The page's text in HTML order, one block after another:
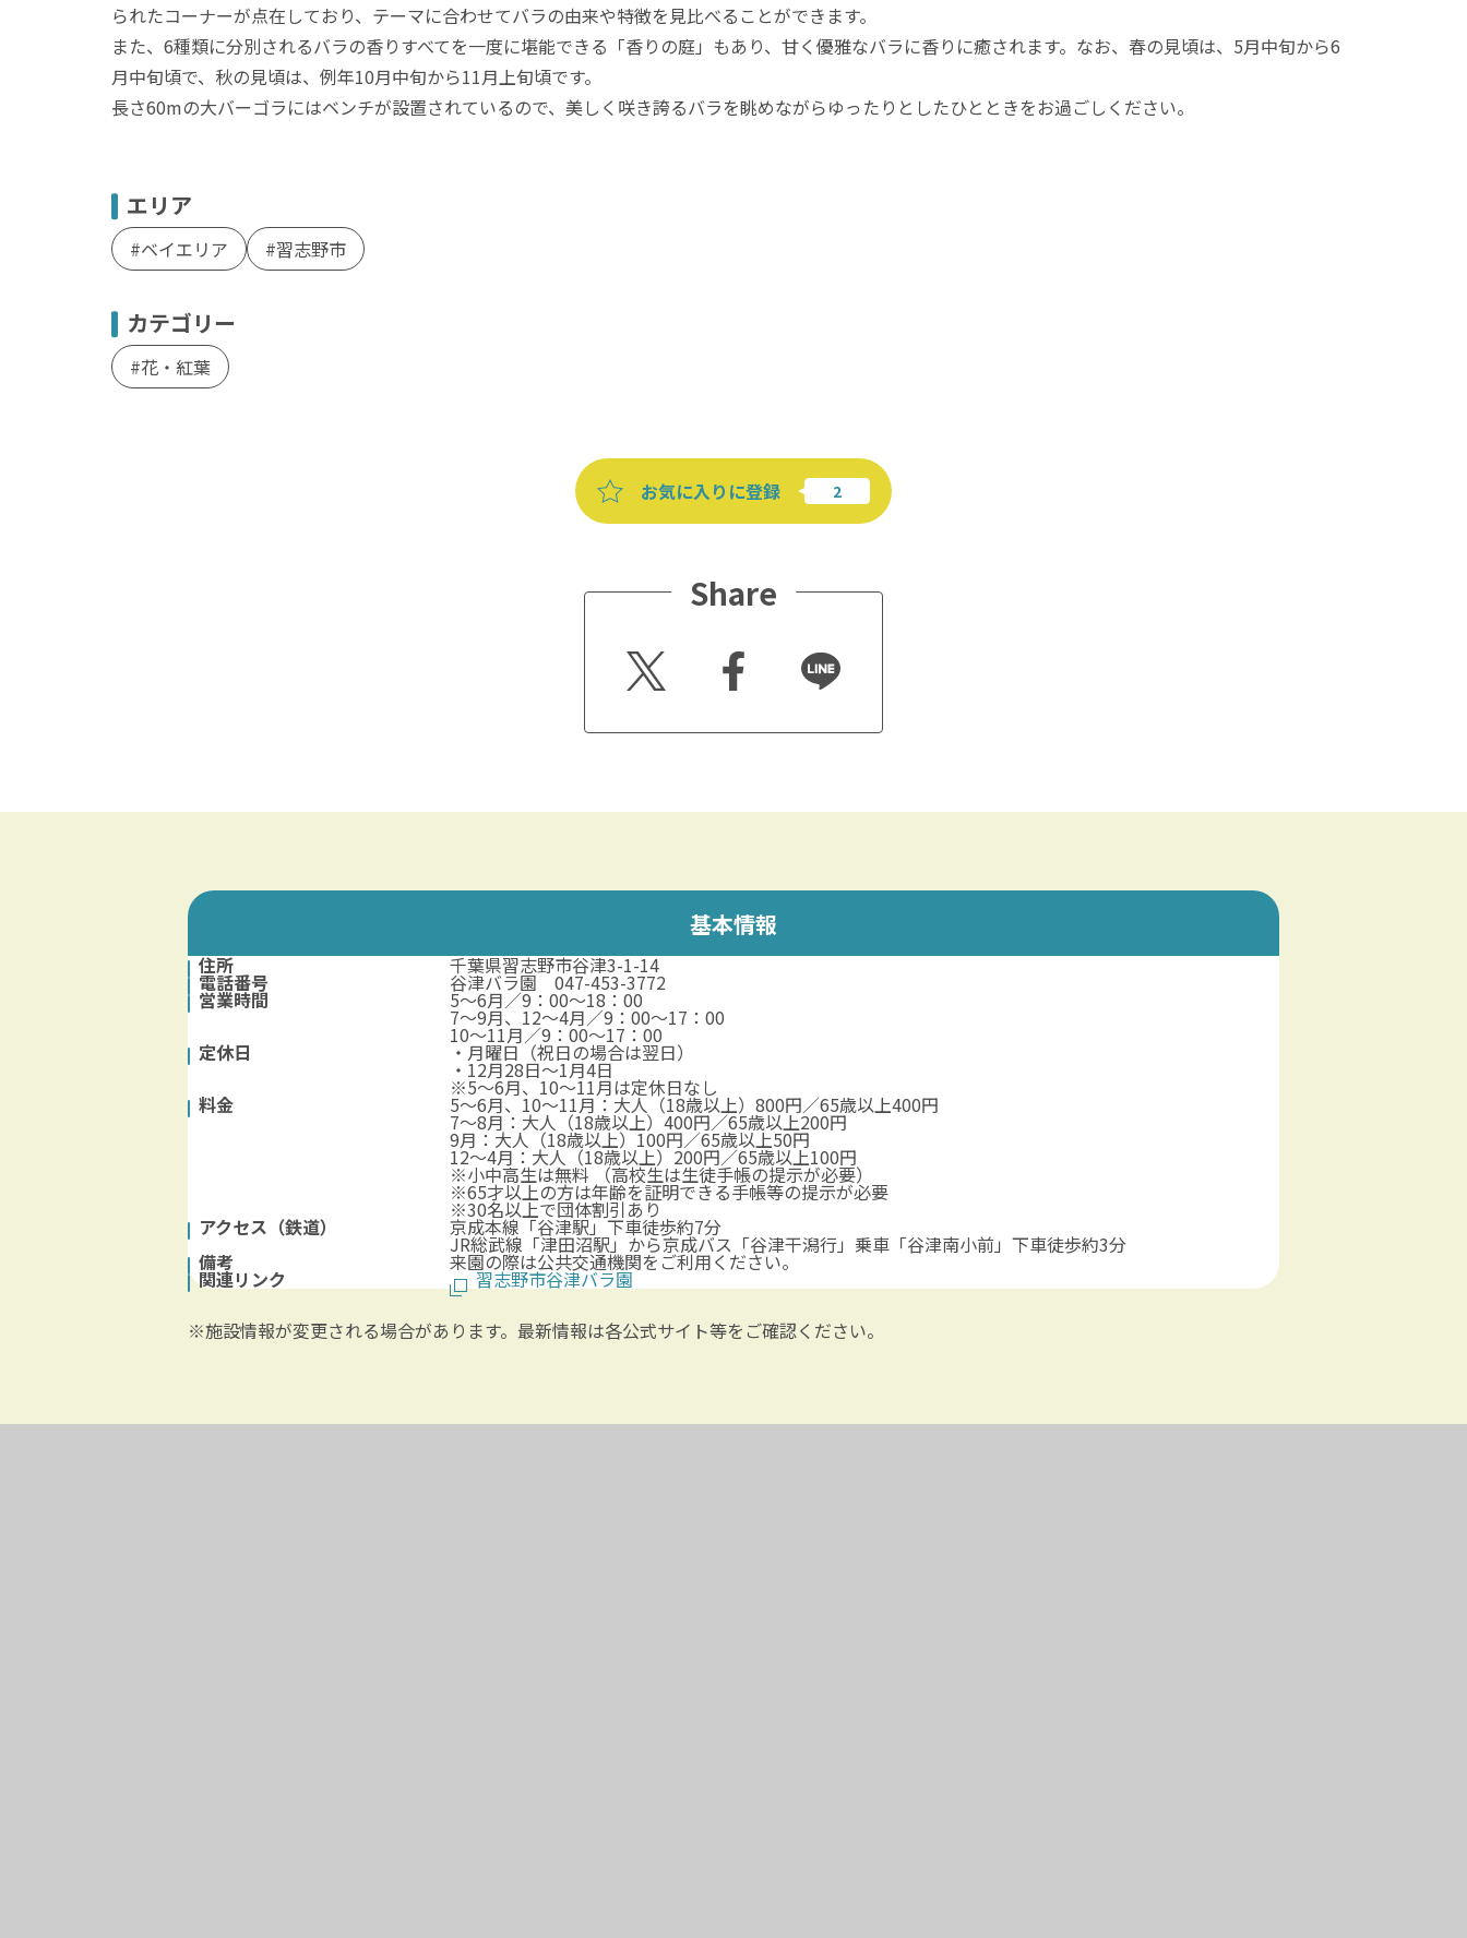
られたコーナーが点在しており、テーマに合わせてバラの由来や特徴を見比べることができます。
また、6種類に分別されるバラの香りすべてを一度に堪能できる「香りの庭」もあり、甘く優雅なバラに香りに癒されます。なお、春の見頃は、5月中旬から6
月中旬頃で、秋の見頃は、例年10月中旬から11月上旬頃です。
長さ60mの大バーゴラにはベンチが設置されているので、美しく咲き誇るバラを眺めながらゆったりとしたひとときをお過ごしください。
エリア
ベイエリア 習志野市
カテゴリー
花・紅葉
お気に入りに登録
Share
Twitt
er
Faceb
ook
Line
基本情報
住所 千葉県習志野市谷津3-1-14
電話番号 谷津バラ園 047-453-3772
営業時間 5～6月／9：00～18：00
7～9月、12～4月／9：00～17：00
10～11月／9：00～17：00
定休日 ・月曜日（祝日の場合は翌日）
・12月28日〜1月4日
※5〜6月、10〜11月は定休日なし
料金 5～6月、10～11月：大人（18歳以上）800円／65歳以上400円
7～8月：大人（18歳以上）400円／65歳以上200円
9月：大人（18歳以上）100円／65歳以上50円
12～4月：大人（18歳以上）200円／65歳以上100円
※小中高生は無料 （高校生は生徒手帳の提示が必要）
※65才以上の方は年齢を証明できる手帳等の提示が必要
※30名以上で団体割引あり
アクセス（鉄道） 京成本線「谷津駅」下車徒歩約7分
JR総武線「津田沼駅」から京成バス「谷津干潟行」乗車「谷津南小前」下車徒歩約3分
備考 来園の際は公共交通機関をご利用ください。
関連リンク
習志野市谷津バラ園
※施設情報が変更される場合があります。最新情報は各公式サイト等をご確認ください。